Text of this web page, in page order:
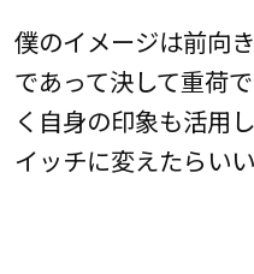
僕のイメージは前向
であって決して重荷
く自身の印象も活用
イッチに変えたらいい